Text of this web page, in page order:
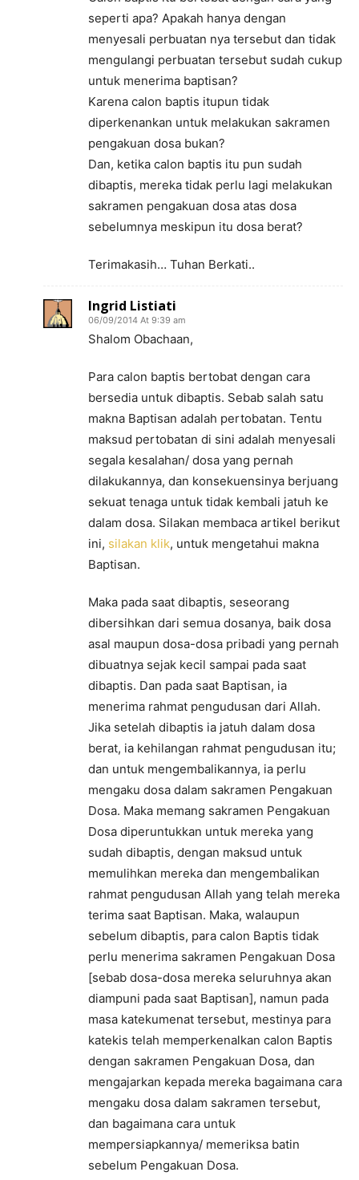
seperti apa? Apakah hanya dengan
menyesali perbuatan nya tersebut dan tidak
mengulangi perbuatan tersebut sudah cukup
untuk menerima baptisan?
Karena calon baptis itupun tidak
diperkenankan untuk melakukan sakramen
pengakuan dosa bukan?
Dan, ketika calon baptis itu pun sudah
dibaptis, mereka tidak perlu lagi melakukan
sakramen pengakuan dosa atas dosa
sebelumnya meskipun itu dosa berat?
Terimakasih… Tuhan Berkati..
Ingrid Listiati
06/09/2014 At 9:39 am
Shalom Obachaan,
Para calon baptis bertobat dengan cara
bersedia untuk dibaptis. Sebab salah satu
makna Baptisan adalah pertobatan. Tentu
maksud pertobatan di sini adalah menyesali
segala kesalahan/ dosa yang pernah
dilakukannya, dan konsekuensinya berjuang
sekuat tenaga untuk tidak kembali jatuh ke
dalam dosa. Silakan membaca artikel berikut
ini, silakan klik, untuk mengetahui makna
Baptisan.
Maka pada saat dibaptis, seseorang
dibersihkan dari semua dosanya, baik dosa
asal maupun dosa-dosa pribadi yang pernah
dibuatnya sejak kecil sampai pada saat
dibaptis. Dan pada saat Baptisan, ia
menerima rahmat pengudusan dari Allah.
Jika setelah dibaptis ia jatuh dalam dosa
berat, ia kehilangan rahmat pengudusan itu;
dan untuk mengembalikannya, ia perlu
mengaku dosa dalam sakramen Pengakuan
Dosa. Maka memang sakramen Pengakuan
Dosa diperuntukkan untuk mereka yang
sudah dibaptis, dengan maksud untuk
memulihkan mereka dan mengembalikan
rahmat pengudusan Allah yang telah mereka
terima saat Baptisan. Maka, walaupun
sebelum dibaptis, para calon Baptis tidak
perlu menerima sakramen Pengakuan Dosa
[sebab dosa-dosa mereka seluruhnya akan
diampuni pada saat Baptisan], namun pada
masa katekumenat tersebut, mestinya para
katekis telah memperkenalkan calon Baptis
dengan sakramen Pengakuan Dosa, dan
mengajarkan kepada mereka bagaimana cara
mengaku dosa dalam sakramen tersebut,
dan bagaimana cara untuk
mempersiapkannya/ memeriksa batin
sebelum Pengakuan Dosa.